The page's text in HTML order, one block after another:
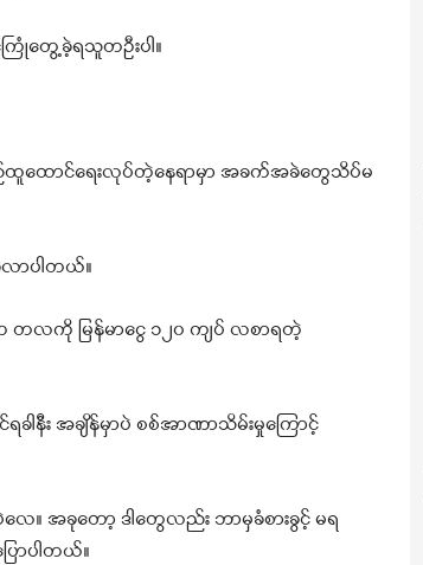
ြုံတွေ့ခဲ့ရသူတဦးပါ။
ထူထောင်ရေးလုပ်တဲ့နေရာမှာ အခက်အခဲတွေသိပ်မ
ာပါတယ်။
က တလကို မြန်မာငွေ ၁၂၀ ကျပ် လစာရတဲ့
နီး အချိန်မှာပဲ စစ်အာဏာသိမ်းမှုကြောင့်
ေ။ အခုတော့ ဒါတွေလည်း ဘာမှခံစားခွင့် မရ
ာပါတယ်။